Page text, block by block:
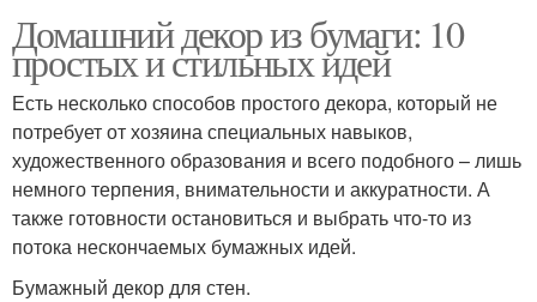
Домашний декор из бумаги: 10
простых и стильных идей
Есть несколько способов простого декора, который не
потребует от хозяина специальных навыков,
художественного образования и всего подобного – лишь
немного терпения, внимательности и аккуратности. А
также готовности остановиться и выбрать что-то из
потока нескончаемых бумажных идей.
Бумажный декор для стен.